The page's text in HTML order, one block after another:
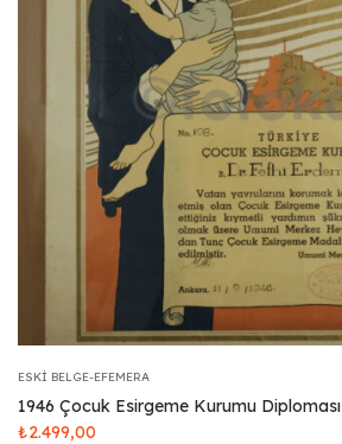
ESKI BELGE-EFEMERA
1946 Çocuk Esirgeme Kurumu Diploması
₺2.499,00